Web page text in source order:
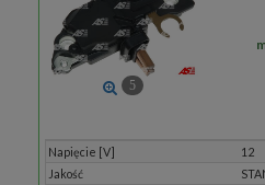
5
Napięcie [V]
12
Jakość